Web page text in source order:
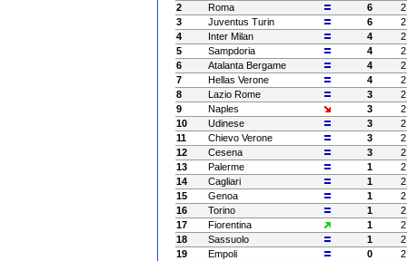
2
Roma 6
2
3
Juventus Turin 6
2
4
Inter Milan 4
2
5
Sampdoria 4
2
6
Atalanta Bergame 4
2
7
Hellas Verone 4
2
8
Lazio Rome 3
2
9
Naples 3
2
10
Udinese 3
2
11
Chievo Verone 3
2
12
Cesena 3
2
13
Palerme 1
2
14
Cagliari 1
2
15
Genoa 1
2
16
Torino 1
2
17
Fiorentina 1
2
18
Sassuolo 1
2
19
Empoli 0
2